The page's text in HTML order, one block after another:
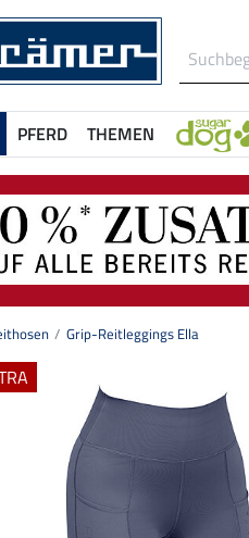
PFERD THEMEN
Grip-Reitleggings Ella